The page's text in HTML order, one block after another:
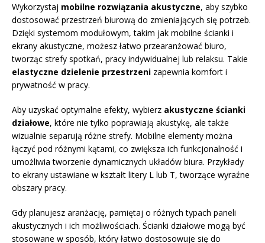
Wykorzystaj mobilne rozwiązania akustyczne, aby szybko
dostosować przestrzeń biurową do zmieniających się potrzeb.
Dzięki systemom modułowym, takim jak mobilne ścianki i
ekrany akustyczne, możesz łatwo przearanżować biuro,
tworząc strefy spotkań, pracy indywidualnej lub relaksu. Takie
elastyczne dzielenie przestrzeni zapewnia komfort i
prywatność w pracy.
Aby uzyskać optymalne efekty, wybierz akustyczne ścianki
działowe, które nie tylko poprawiają akustykę, ale także
wizualnie separują różne strefy. Mobilne elementy można
łączyć pod różnymi kątami, co zwiększa ich funkcjonalność i
umożliwia tworzenie dynamicznych układów biura. Przykłady
to ekrany ustawiane w kształt litery L lub T, tworzące wyraźne
obszary pracy.
Gdy planujesz aranżację, pamiętaj o różnych typach paneli
akustycznych i ich możliwościach. Ścianki działowe mogą być
stosowane w sposób, który łatwo dostosowuje się do